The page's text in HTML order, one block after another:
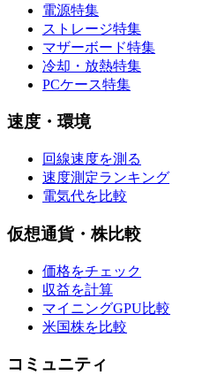
電源特集
ストレージ特集
マザーボード特集
冷却・放熱特集
PCケース特集
速度・環境
回線速度を測る
速度測定ランキング
電気代を比較
仮想通貨・株比較
価格をチェック
収益を計算
マイニングGPU比較
米国株を比較
コミュニティ